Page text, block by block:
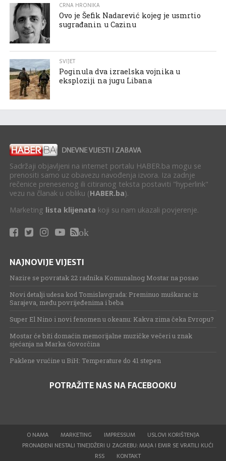
CRNA HRONIKA
Ovo je Šefik Nadarević kojeg je usmrtio
sugrađanin u Cazinu
SVIJET
Poginula dva izraelska vojnika u
eksploziji na jugu Libana
Sadržaji objavljeni na internet portalu HABER.ba mogu se
prenositi samo uz obavezu navođenja izvora. Iza zadnje
rečenice prenesenog ili citiranog teksta postaviti "hyperlink"
vezu na članak u obliku (HABER.ba).
Marketing lista klijenata koji su nam ukazali povjerenje.
ok
NAJNOVIJE VIJESTI
Nazire se povratak 22 radnika Komunalnog Mostar na posao
Novi detalji udesa kod Tomislavgrada: Preminuo muškarac iz
Sarajeva, među povrijeđenima i beba
Super El Nino i novi fenomen u okeanu: Kakva zima čeka Evropu?
Mostar će biti domaćin memorijalne muzičke večeri u znak
sjećanja na Marka Govorčina
Paklene vrućine u BiH: Temperature do 41 stepen
POTRAŽITE NAS NA FACEBOOKU
O NAMA MARKETING IMPRESSUM
USLOVI KORIŠTENJA
PRONAĐENI NESTALI TINEJDŽERI U ZAGREBU: MAJA I EMIR SE VRATILI KUĆI
RSS
KONTAKT